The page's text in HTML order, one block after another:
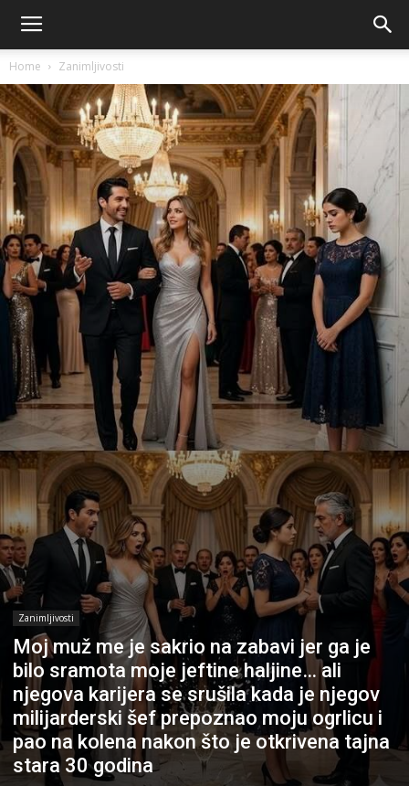
Home Zanimljivosti
Zanimljivosti
Moj muž me je sakrio na zabavi jer ga je
bilo sramota moje jeftine haljine… ali
njegova karijera se srušila kada je njegov
milijarderski šef prepoznao moju ogrlicu i
pao na kolena nakon što je otkrivena tajna
stara 30 godina